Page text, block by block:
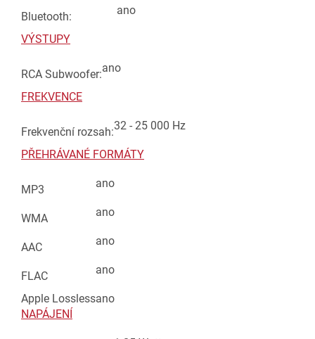
Bluetooth: ano
VÝSTUPY
RCA Subwoofer:ano
FREKVENCE
Frekvenční rozsah:32 - 25 000 Hz
PŘEHRÁVANÉ FORMÁTY
MP3 ano
WMA ano
AAC ano
FLAC ano
Apple Losslessano
NAPÁJENÍ